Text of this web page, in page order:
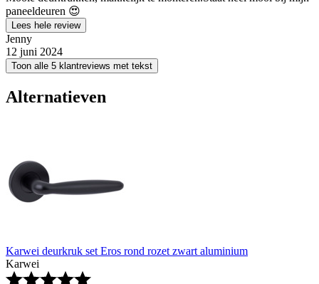
paneeldeuren 😍
Lees hele review
Jenny
12 juni 2024
Toon alle 5 klantreviews met tekst
Alternatieven
Karwei deurkruk set Eros rond rozet zwart aluminium
Karwei